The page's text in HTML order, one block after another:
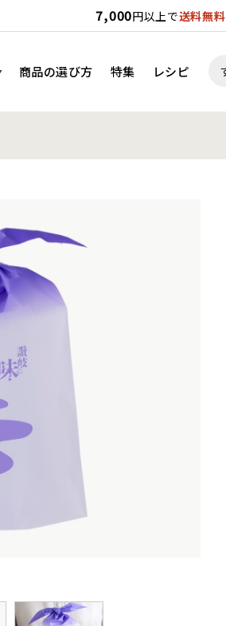
7,000円以上で送料無料
商品の選び方 特集 レシピ